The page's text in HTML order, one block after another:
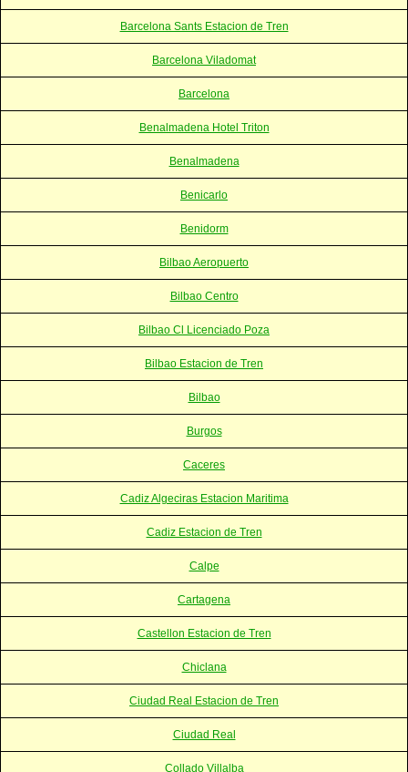
Barcelona Sants Estacion de Tren
Barcelona Viladomat
Barcelona
Benalmadena Hotel Triton
Benalmadena
Benicarlo
Benidorm
Bilbao Aeropuerto
Bilbao Centro
Bilbao Cl Licenciado Poza
Bilbao Estacion de Tren
Bilbao
Burgos
Caceres
Cadiz Algeciras Estacion Maritima
Cadiz Estacion de Tren
Calpe
Cartagena
Castellon Estacion de Tren
Chiclana
Ciudad Real Estacion de Tren
Ciudad Real
Collado Villalba